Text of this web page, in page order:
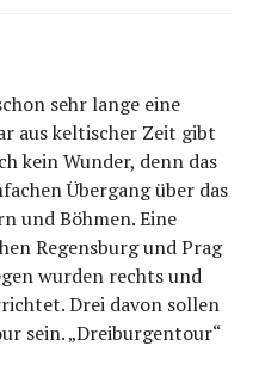
sehr lange eine
aus keltischer Zeit gibt
kein Wunder, denn das
Übergang über das
und Böhmen. Eine
Regensburg und Prag
wurden rechts und
Drei davon sollen
sein. „Dreiburgentour“